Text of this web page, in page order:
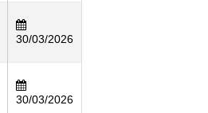
30/03/2026
30/03/2026